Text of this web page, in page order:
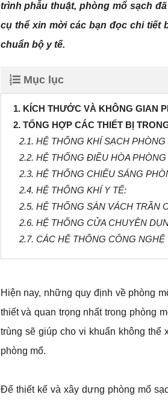
trình phẫu thuật, phòng mổ sạch
cụ thể xin mời các bạn đọc chi tiết
chuẩn bộ y tế.
Mục lục
1. KÍCH THƯỚC VÀ KHÔNG GIAN
2. TỔNG HỢP CÁC THIẾT BỊ
2.1. HỆ THỐNG KHÍ SẠCH PHÒNG
2.2. HỆ THỐNG ĐIỀU HÒA PHÒNG
2.3. HỆ THỐNG CHIẾU SÁNG
2.4. HỆ THỐNG KHÍ Y TẾ:
2.5. HỆ THỐNG SÀN VÁCH TRẦN
2.6. HỆ THỐNG CỬA CHUYÊN
2.7. CÁC HỆ THỐNG CÔNG
Hiện nay, những quy định về phòng
thiết và quan trọng nhất trong phòng
trùng sẽ giúp cho vi khuẩn không thể
phòng mổ.
Để thiết kế và xây dựng phòng mổ